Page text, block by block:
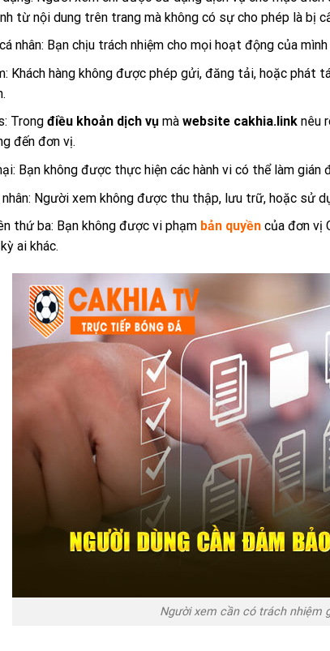
từ nội dung trên trang mà không có sự cho phép là bị
nhân: Bạn chịu trách nhiệm cho mọi hoạt động của
Khách hàng không được phép gửi, đăng tải, hoặc
Trong điều khoản dịch vụmà website cakhia.linknêu
đến đơn vị.
Bạn không được thực hiện các hành vi có thể làm
Người xem không được thu thập, lưu trữ, hoặc sử
thứ ba: Bạn không được vi phạm bản quyềncủa đơn vị
ai khác.
Người xem cần có trách nhiệm